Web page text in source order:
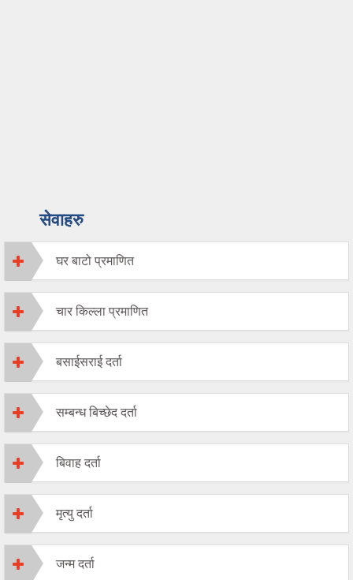
सेवाहरु
घर बाटो प्रमाणित
चार किल्ला प्रमाणित
बसाईसराई दर्ता
सम्बन्ध बिच्छेद दर्ता
बिवाह दर्ता
मृत्यु दर्ता
जन्म दर्ता